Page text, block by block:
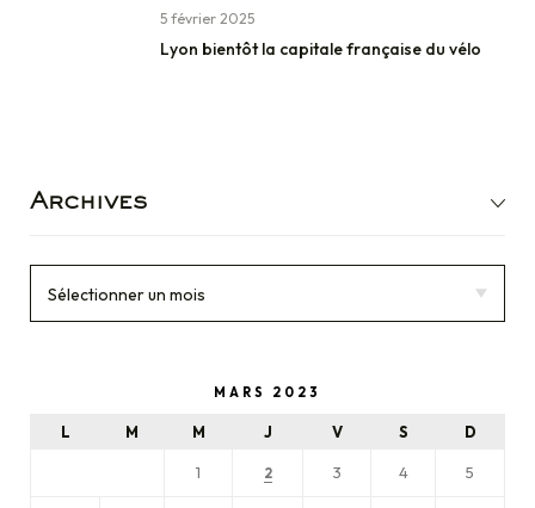
5 février 2025
Lyon bientôt la capitale française du vélo
Archives
MARS 2023
L M M J V S D
1 2 3 4 5